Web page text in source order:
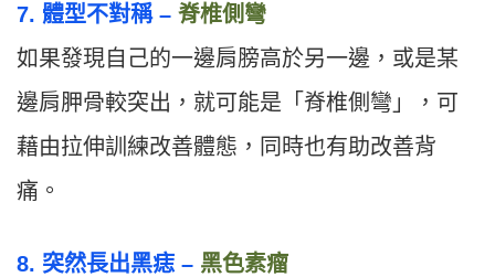
7. 體型不對稱 – 脊椎側彎
如果發現自己的一邊肩膀高於另一邊，或是某
邊肩胛骨較突出，就可能是「脊椎側彎」，可
藉由拉伸訓練改善體態，同時也有助改善背
痛。
8. 突然長出黑痣 – 黑色素瘤